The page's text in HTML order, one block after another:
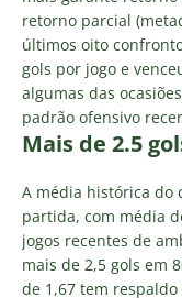
retorno parcial
últimos oito
gols por jogo e
algumas das
padrão ofensivo
Mais de 2.5
A média histórica do
partida, com média
jogos recentes de
mais de 2,5 gols em
de 1,67 tem